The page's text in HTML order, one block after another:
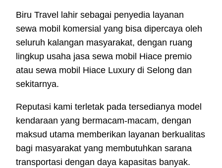
Biru Travel lahir sebagai penyedia layanan
sewa mobil komersial yang bisa dipercaya oleh
seluruh kalangan masyarakat, dengan ruang
lingkup usaha jasa sewa mobil Hiace premio
atau sewa mobil Hiace Luxury di Selong dan
sekitarnya.
Reputasi kami terletak pada tersedianya model
kendaraan yang bermacam-macam, dengan
maksud utama memberikan layanan berkualitas
bagi masyarakat yang membutuhkan sarana
transportasi dengan daya kapasitas banyak.